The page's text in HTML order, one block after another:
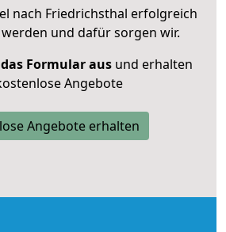
nach Friedrichsthal erfolgreich
und dafür sorgen wir.
Formular ausund erhalten
Angebote
Angebote erhalten